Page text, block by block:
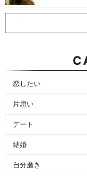
恋したい
片思い
デート
結婚
自分磨き